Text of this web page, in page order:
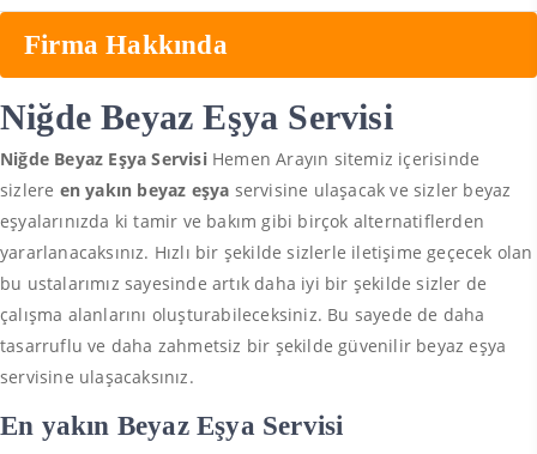
Firma Hakkında
Niğde Beyaz Eşya Servisi
Niğde Beyaz Eşya ServisiHemen Arayın sitemiz içerisinde
sizlere en yakın beyaz eşya servisine ulaşacak ve sizler beyaz
eşyalarınızda ki tamir ve bakım gibi birçok alternatiflerden
yararlanacaksınız. Hızlı bir şekilde sizlerle iletişime geçecek olan
bu ustalarımız sayesinde artık daha iyi bir şekilde sizler de
çalışma alanlarını oluşturabileceksiniz. Bu sayede de daha
tasarruflu ve daha zahmetsiz bir şekilde güvenilir beyaz eşya
servisine ulaşacaksınız.
En yakın Beyaz Eşya Servisi